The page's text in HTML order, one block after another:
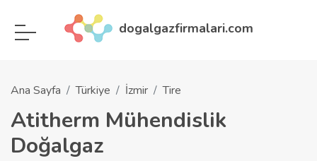
dogalgazfirmalari.com
Ana Sayfa Türkiye İzmir Tire
Atitherm Mühendislik
Doğalgaz